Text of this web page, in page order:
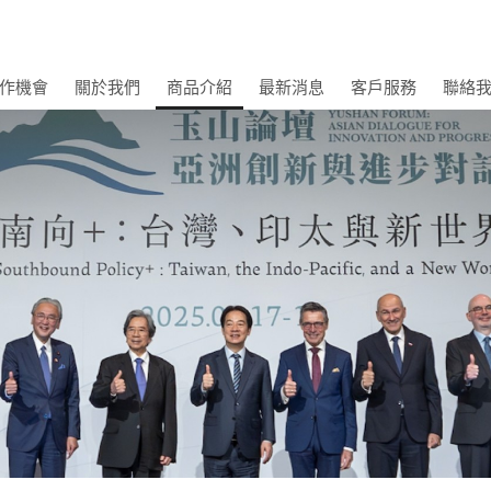
機會 關於我們 商品介紹 最新消息 客戶服務 聯絡